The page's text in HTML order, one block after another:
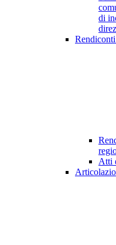
di
Atti